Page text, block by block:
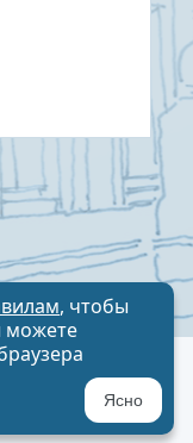
данных
, чтобы
можете
Ясно